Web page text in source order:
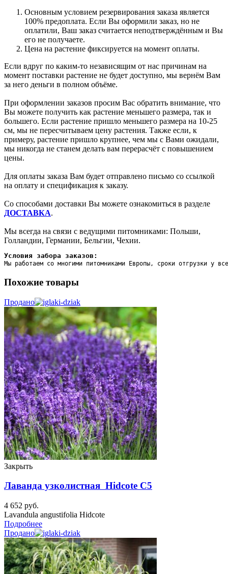
Основным условием резервирования заказа является
100% предоплата. Если Вы оформили заказ, но не
оплатили, Ваш заказ считается неподтверждённым и Вы
его не получаете.
Цена на растение фиксируется на момент оплаты.
Если вдруг по каким-то независящим от нас причинам на
момент поставки растение не будет доступно, мы вернём Вам
за него деньги в полном объёме.
При оформлении заказов просим Вас обратить внимание, что
Вы можете получить как растение меньшего размера, так и
большего. Если растение пришло меньшего размера на 10-25
см, мы не пересчитываем цену растения. Также если, к
примеру, растение пришло крупнее, чем мы с Вами ожидали,
мы никогда не станем делать вам перерасчёт с повышением
цены.
Для оплаты заказа Вам будет отправлено письмо со ссылкой
на оплату и спецификация к заказу.
Со способами доставки Вы можете ознакомиться в разделе
ДОСТАВКА.
Мы всегда на связи с ведущими питомниками: Польши,
Голландии, Германии, Бельгии, Чехии.
Условия забора заказов:
Мы работаем со многими питомниками Европы, сроки отгрузки у
Похожие товары
Продано
Закрыть
Лаванда узколистная Hidcote C5
4 652 руб.
Lavandula angustifolia Hidcote
Подробнее
Продано